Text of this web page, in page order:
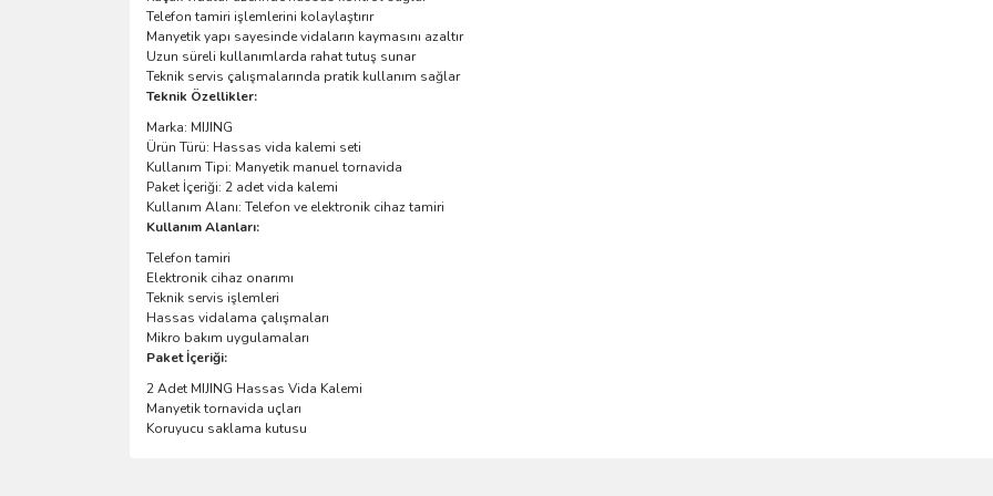
Telefon tamiri işlemlerini kolaylaştırır
Manyetik yapı sayesinde vidaların kaymasını azaltır
Uzun süreli kullanımlarda rahat tutuş sunar
Teknik servis çalışmalarında pratik kullanım sağlar
Teknik Özellikler:
Marka: MIJING
Ürün Türü: Hassas vida kalemi seti
Kullanım Tipi: Manyetik manuel tornavida
Paket İçeriği: 2 adet vida kalemi
Kullanım Alanı: Telefon ve elektronik cihaz tamiri
Kullanım Alanları:
Telefon tamiri
Elektronik cihaz onarımı
Teknik servis işlemleri
Hassas vidalama çalışmaları
Mikro bakım uygulamaları
Paket İçeriği:
2 Adet MIJING Hassas Vida Kalemi
Manyetik tornavida uçları
Koruyucu saklama kutusu